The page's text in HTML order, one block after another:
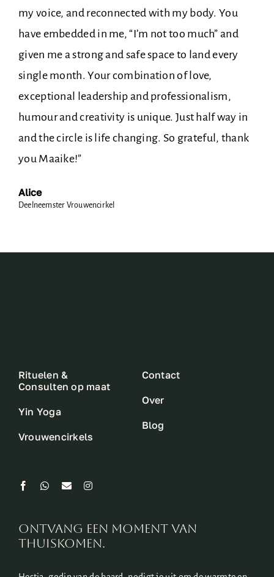
my voice, and reconnected with my body. You
have embedded in me, “I’m not too much” and
given me a strong and safe space to land every
single month. Your combination of love,
exceptional leadership and professionalism,
humour and creativity is unique. Just half way in
and the circle is life changing. So grateful, thank
you Maaike!”
Alice
Deelneemster Vrouwencirkel
Rituelen &
Consulten op maat
Yin Yoga
Vrouwencirkels
Contact
Over
Blog
ontvang een moment van
thuiskomen.